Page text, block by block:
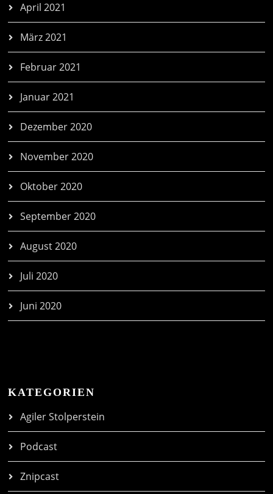
April 2021
März 2021
Februar 2021
Januar 2021
Dezember 2020
November 2020
Oktober 2020
September 2020
August 2020
Juli 2020
Juni 2020
KATEGORIEN
Agiler Stolperstein
Podcast
Znipcast